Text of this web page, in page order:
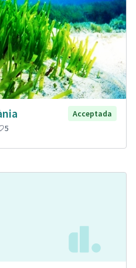
Acceptada
5